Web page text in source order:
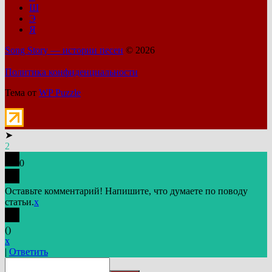
Ш
Э
Я
Song Story — истории песен © 2026
Политика конфиденциальности
Тема от WP Puzzle
➤
2
0
Оставьте комментарий! Напишите, что думаете по поводу
статьи.x
()
x
| Ответить